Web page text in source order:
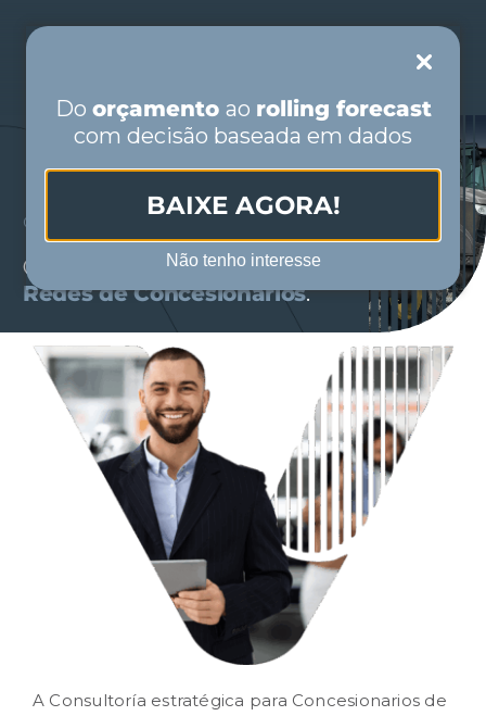
Do orçamento ao rolling forecast
com decisão baseada em dados
BAIXE AGORA!
Não tenho interesse
PORTUGUÊS
INICIO
QUIÉNES SOMOS
SEGMENTOS
SOLUCIONES
CONTENIDO
RESULTADOS
CARRERA
CONSULTORÍA PARA CONCESIONARIOS
Gobernanza y performance para
Redes de Concesionarios.
A Consultoría estratégica para Concesionarios de